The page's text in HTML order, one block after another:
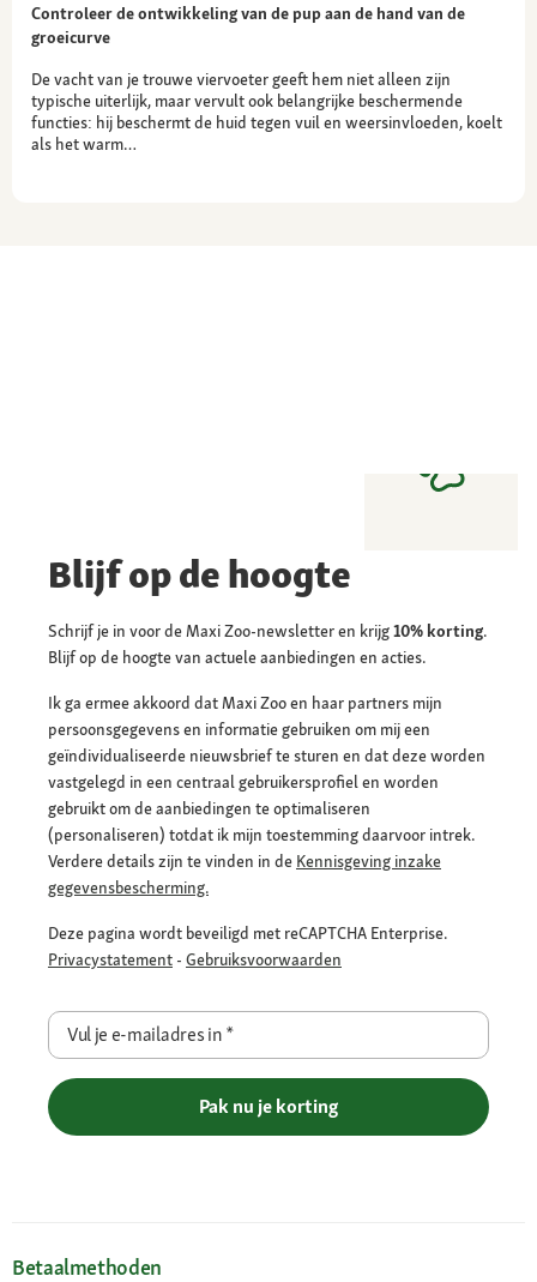
Controleer de ontwikkeling van de pup aan de hand van de
groeicurve
De vacht van je trouwe viervoeter geeft hem niet alleen zijn
typische uiterlijk, maar vervult ook belangrijke beschermende
functies: hij beschermt de huid tegen vuil en weersinvloeden, koelt
als het warm…
Blijf op de hoogte
Schrijf je in voor de Maxi Zoo-newsletter en krijg10% korting.
Blijf op de hoogte van actuele aanbiedingen en acties.
Ik ga ermee akkoord dat Maxi Zoo en haar partners mijn
persoonsgegevens en informatie gebruiken om mij een
geïndividualiseerde nieuwsbrief te sturen en dat deze worden
vastgelegd in een centraal gebruikersprofiel en worden
gebruikt om de aanbiedingen te optimaliseren
(personaliseren) totdat ik mijn toestemming daarvoor intrek.
Verdere details zijn te vinden in de Kennisgeving inzake
gegevensbescherming.
Deze pagina wordt beveiligd met reCAPTCHA Enterprise.
Privacystatement - Gebruiksvoorwaarden
Vul je e-mailadres in*
Pak nu je korting
Betaalmethoden